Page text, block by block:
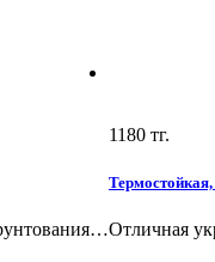
1180 тг.
Отличная